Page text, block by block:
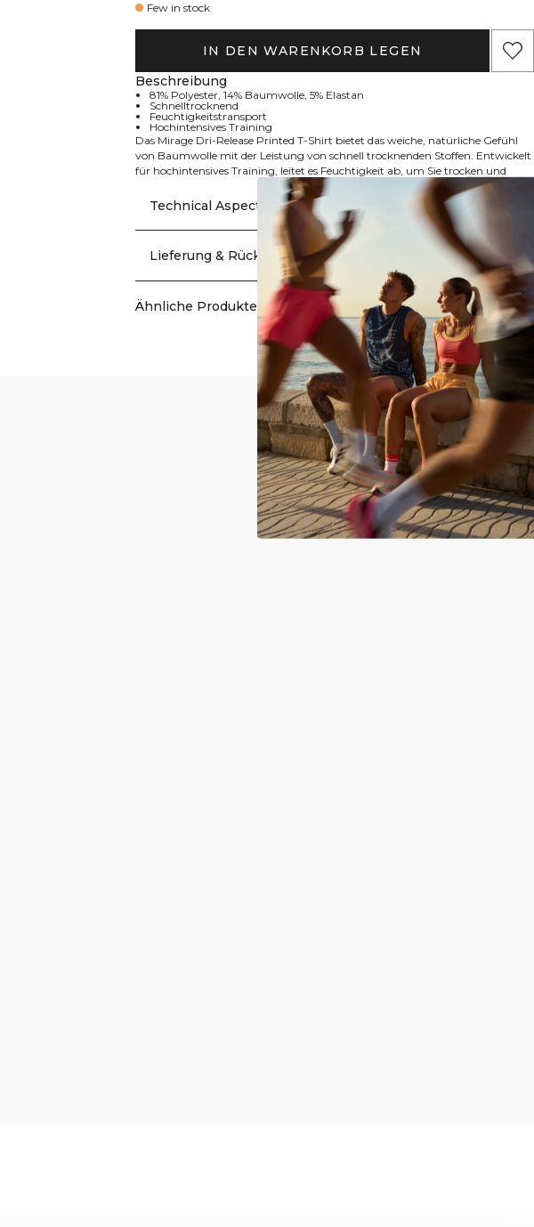
Few in stock
IN DEN WARENKORB LEGEN
Beschreibung
81% Polyester, 14% Baumwolle, 5% Elastan
Schnelltrocknend
Feuchtigkeitstransport
Hochintensives Training
Das Mirage Dri-Release Printed T-Shirt bietet das weiche, natürliche Gefühl
von Baumwolle mit der Leistung von schnell trocknenden Stoffen. Entwickelt
für hochintensives Training, leitet es Feuchtigkeit ab, um Sie trocken und
komfortabel zu halten. Leicht und flexibel ist es ein unverzichtbares
Kleidungsstück, das sich bei jedem Workout mit Ihnen mitbewegt.
Technical Aspects
Lieferung & Rückgabe
Ähnliche Produkte
GET 15% OFF YOUR ORDER
When you subscribe to our newsletter!
Be the first to know about new releases, offers
and a lot more!
GET 15% OFF